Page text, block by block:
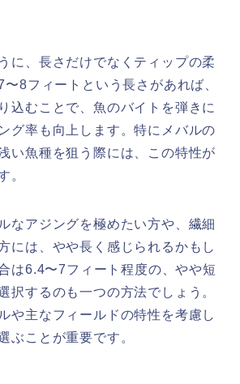
に、長さだけでなくティップの柔
8フィートという長さがあれば、
込むことで、魚のバイトを弾きに
グ率も向上します。特にメバルの
い魚種を狙う際には、この特性が
。
なアジングを極めたい方や、繊細
には、やや長く感じられるかもし
は6.4〜7フィート程度の、やや短
択するのも一つの方法でしょう。
や主なフィールドの特性を考慮し
ぶことが重要です。